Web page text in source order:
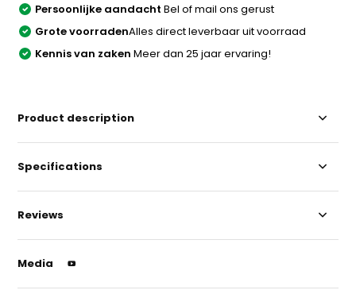
Persoonlijke aandacht Bel of mail ons gerust
Grote voorradenAlles direct leverbaar uit voorraad
Kennis van zaken Meer dan 25 jaar ervaring!
Product description
Specifications
Reviews
Media